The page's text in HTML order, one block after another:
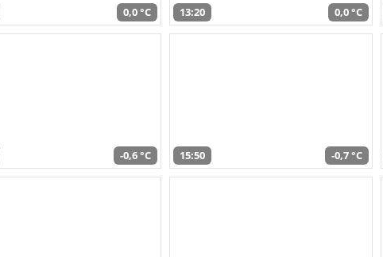
0,0 °C 13:20 0,0 °C
-0,6 °C 15:50 -0,7 °C